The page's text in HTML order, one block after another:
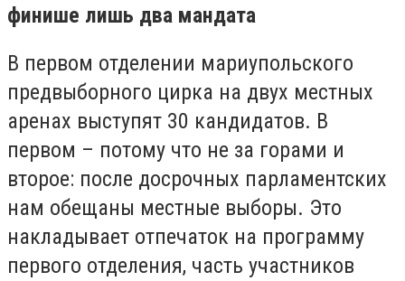
финише лишь два мандата
В первом отделении мариупольского
предвыборного цирка на двух местных
аренах выступят 30 кандидатов. В
первом – потому что не за горами и
второе: после досрочных парламентских
нам обещаны местные выборы. Это
накладывает отпечаток на программу
первого отделения, часть участников